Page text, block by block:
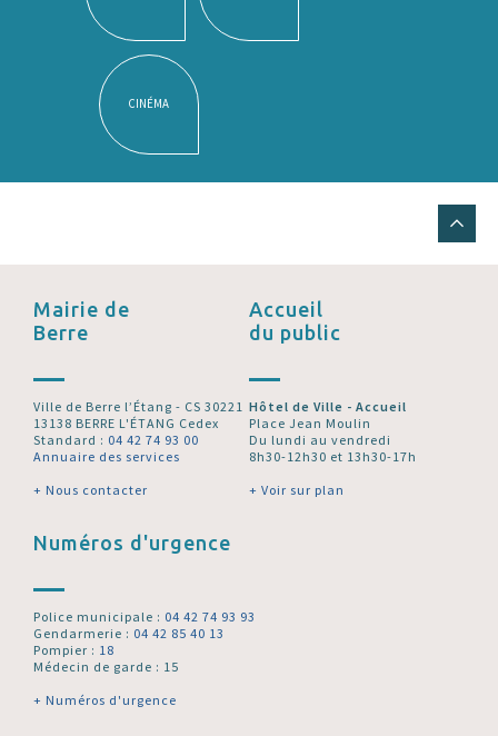
CINÉMA
Mairie de
Berre
Ville de Berre l’Étang - CS 30221
13138 BERRE L'ÉTANG Cedex
Standard : 04 42 74 93 00
Annuaire des services
+ Nous contacter
Accueil
du public
Hôtel de Ville - Accueil
Place Jean Moulin
Du lundi au vendredi
8h30-12h30 et 13h30-17h
+ Voir sur plan
Numéros d'urgence
Police municipale : 04 42 74 93 93
Gendarmerie : 04 42 85 40 13
Pompier : 18
Médecin de garde : 15
+ Numéros d'urgence